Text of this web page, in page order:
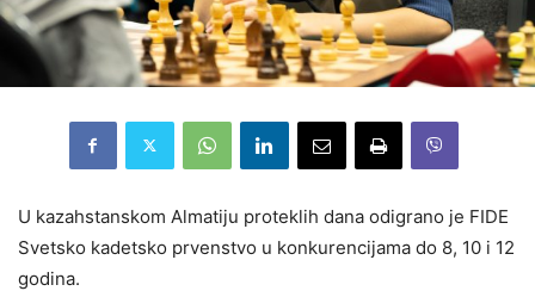
U kazahstanskom Almatiju proteklih dana odigrano je FIDE
Svetsko kadetsko prvenstvo u konkurencijama do 8, 10 i 12
godina.